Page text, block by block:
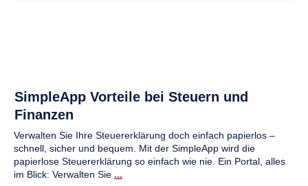
SimpleApp Vorteile bei Steuern und
Finanzen
Verwalten Sie Ihre Steuererklärung doch einfach papierlos –
schnell, sicher und bequem. Mit der SimpleApp wird die
papierlose Steuererklärung so einfach wie nie. Ein Portal, alles
im Blick: Verwalten Sie ...